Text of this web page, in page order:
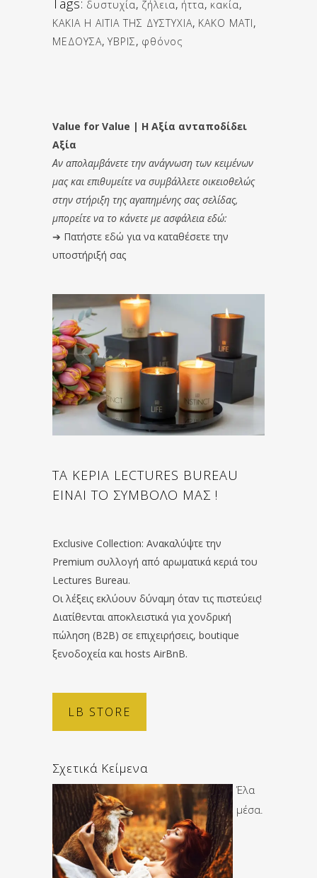
Tags: δυστυχία, ζήλεια, ήττα, κακία,
ΚΑΚΙΑ Η ΑΙΤΙΑ ΤΗΣ ΔΥΣΤΥΧΙΑ, ΚΑΚΟ ΜΑΤΙ,
ΜΕΔΟΥΣΑ, ΥΒΡΙΣ, φθόνος
Value for Value | Η Αξία ανταποδίδει
Αξία
Αν απολαμβάνετε την ανάγνωση των κειμένων
μας και επιθυμείτε να συμβάλλετε οικειοθελώς
στην στήριξη της αγαπημένης σας σελίδας,
μπορείτε να το κάνετε με ασφάλεια εδώ:
➔ Πατήστε εδώ για να καταθέσετε την
υποστήριξή σας
ΤΑ ΚΕΡΙΑ LECTURES BUREAU
ΕΙΝΑΙ ΤΟ ΣΥΜΒΟΛΟ ΜΑΣ !
Exclusive Collection: Ανακαλύψτε την
Premium συλλογή από αρωματικά κεριά του
Lectures Bureau.
Οι λέξεις εκλύουν δύναμη όταν τις πιστεύεις!
Διατίθενται αποκλειστικά για χονδρική
πώληση (B2B) σε επιχειρήσεις, boutique
ξενοδοχεία και hosts AirBnB.
LB STORE
Σχετικά Κείμενα
Έλα
μέσα.